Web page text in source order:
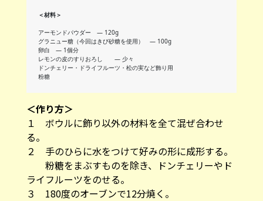
＜材料＞
アーモンドパウダー ― 120g
グラニュー糖（今回はきび砂糖を使用） ― 100g
卵白 ― 1個分
レモンの皮のすりおろし ― 少々
ドンチェリー・ドライフルーツ・松の実など飾り用
粉糖
＜作り方＞
１ ボウルに飾り以外の材料を全て混ぜ合わせ
る。
２ 手のひらに水をつけて好みの形に成形する。
粉糖をまぶすものを除き、ドンチェリーやド
ライフルーツをのせる。
３ 180度のオーブンで12分焼く。